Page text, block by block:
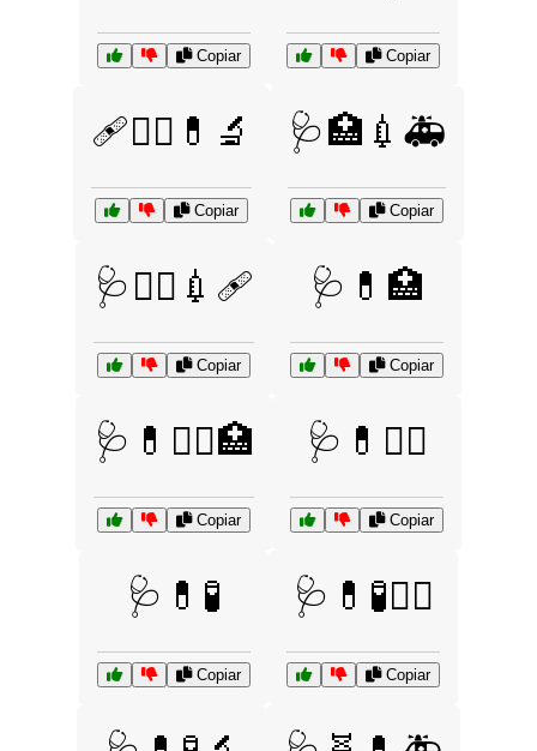
Copiar Copiar
🩹👩‍⚕️💊🔬
Copiar
🩺🏥💉🚑
Copiar
🩺👨‍⚕️💉🩹
Copiar
🩺💊🏥
Copiar
🩺💊👩‍⚕️🏥
Copiar
🩺💊🧑‍⚕️
Copiar
🩺💊🧪
Copiar
🩺💊🧪👨‍⚕️
Copiar